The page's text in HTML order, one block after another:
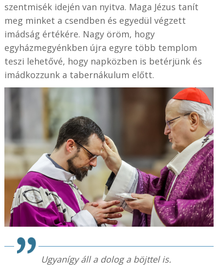
szentmisék idején van nyitva. Maga Jézus tanít
meg minket a csendben és egyedül végzett
imádság értékére. Nagy öröm, hogy
egyházmegyénkben újra egyre több templom
teszi lehetővé, hogy napközben is betérjünk és
imádkozzunk a tabernákulum előtt.
Ugyanígy áll a dolog a böjttel is.